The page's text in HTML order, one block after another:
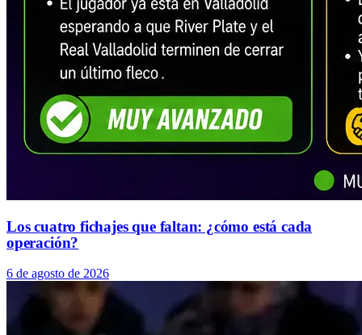
Los cuatro fichajes que faltan: ¿cómo está cada
operación?
6 de agosto de 2026